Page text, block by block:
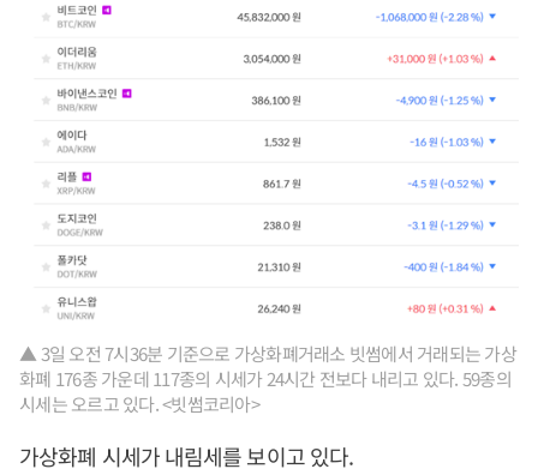
▲ 3일 오전 7시36분 기준으로 가상화폐거래소 빗썸에서 거래되는 가상
화폐 176종 가운데 117종의 시세가 24시간 전보다 내리고 있다. 59종의
시세는 오르고 있다. <빗썸코리아>
가상화폐 시세가 내림세를 보이고 있다.